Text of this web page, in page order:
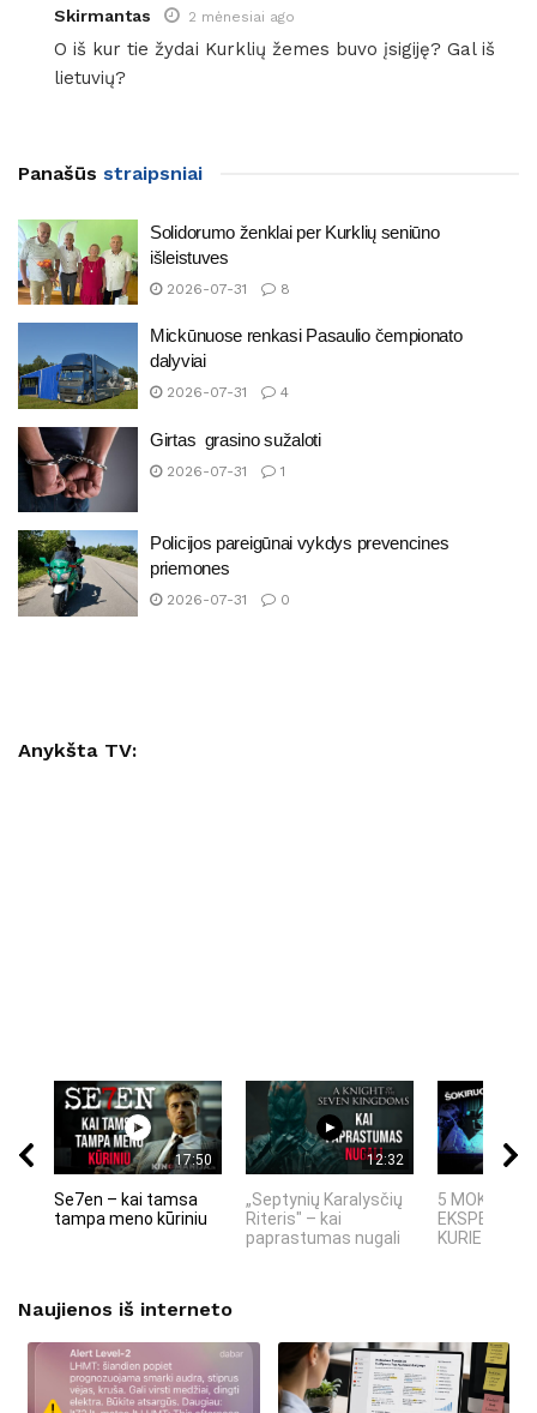
Skirmantas 2 mėnesiai ago
O iš kur tie žydai Kurklių žemes buvo įsigiję? Gal iš
lietuvių?
Panašūs straipsniai
Solidorumo ženklai per Kurklių seniūno
išleistuves
2026-07-31 8
Mickūnuose renkasi Pasaulio čempionato
dalyviai
2026-07-31 4
Girtas grasino sužaloti
2026-07-31 1
Policijos pareigūnai vykdys prevencines
priemones
2026-07-31 0
Anykšta TV:
17:50
Se7en – kai tamsa
tampa meno kūriniu
12:32
„Septynių Karalysčių
Riteris" – kai
paprastumas nugali
5 MOKSLINIAI
KURIE
Naujienos iš interneto